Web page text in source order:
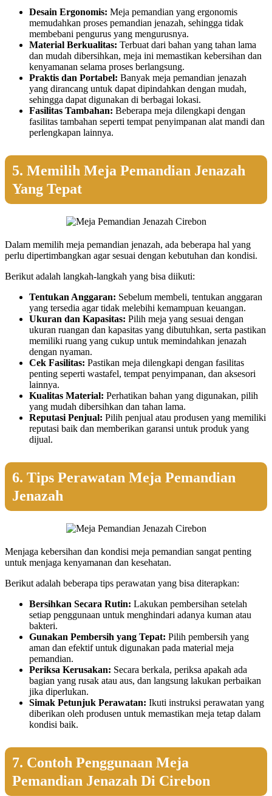
Desain Ergonomis: Meja pemandian yang ergonomis
memudahkan proses pemandian jenazah, sehingga tidak
membebani pengurus yang mengurusnya.
Material Berkualitas: Terbuat dari bahan yang tahan lama
dan mudah dibersihkan, meja ini memastikan kebersihan dan
kenyamanan selama proses berlangsung.
Praktis dan Portabel: Banyak meja pemandian jenazah
yang dirancang untuk dapat dipindahkan dengan mudah,
sehingga dapat digunakan di berbagai lokasi.
Fasilitas Tambahan: Beberapa meja dilengkapi dengan
fasilitas tambahan seperti tempat penyimpanan alat mandi dan
perlengkapan lainnya.
5. Memilih Meja Pemandian Jenazah
Yang Tepat
Dalam memilih meja pemandian jenazah, ada beberapa hal yang
perlu dipertimbangkan agar sesuai dengan kebutuhan dan kondisi.
Berikut adalah langkah-langkah yang bisa diikuti:
Tentukan Anggaran: Sebelum membeli, tentukan anggaran
yang tersedia agar tidak melebihi kemampuan keuangan.
Ukuran dan Kapasitas: Pilih meja yang sesuai dengan
ukuran ruangan dan kapasitas yang dibutuhkan, serta pastikan
memiliki ruang yang cukup untuk memindahkan jenazah
dengan nyaman.
Cek Fasilitas: Pastikan meja dilengkapi dengan fasilitas
penting seperti wastafel, tempat penyimpanan, dan aksesori
lainnya.
Kualitas Material: Perhatikan bahan yang digunakan, pilih
yang mudah dibersihkan dan tahan lama.
Reputasi Penjual: Pilih penjual atau produsen yang memiliki
reputasi baik dan memberikan garansi untuk produk yang
dijual.
6. Tips Perawatan Meja Pemandian
Jenazah
Menjaga kebersihan dan kondisi meja pemandian sangat penting
untuk menjaga kenyamanan dan kesehatan.
Berikut adalah beberapa tips perawatan yang bisa diterapkan:
Bersihkan Secara Rutin: Lakukan pembersihan setelah
setiap penggunaan untuk menghindari adanya kuman atau
bakteri.
Gunakan Pembersih yang Tepat: Pilih pembersih yang
aman dan efektif untuk digunakan pada material meja
pemandian.
Periksa Kerusakan: Secara berkala, periksa apakah ada
bagian yang rusak atau aus, dan langsung lakukan perbaikan
jika diperlukan.
Simak Petunjuk Perawatan: Ikuti instruksi perawatan yang
diberikan oleh produsen untuk memastikan meja tetap dalam
kondisi baik.
7. Contoh Penggunaan Meja
Pemandian Jenazah Di Cirebon